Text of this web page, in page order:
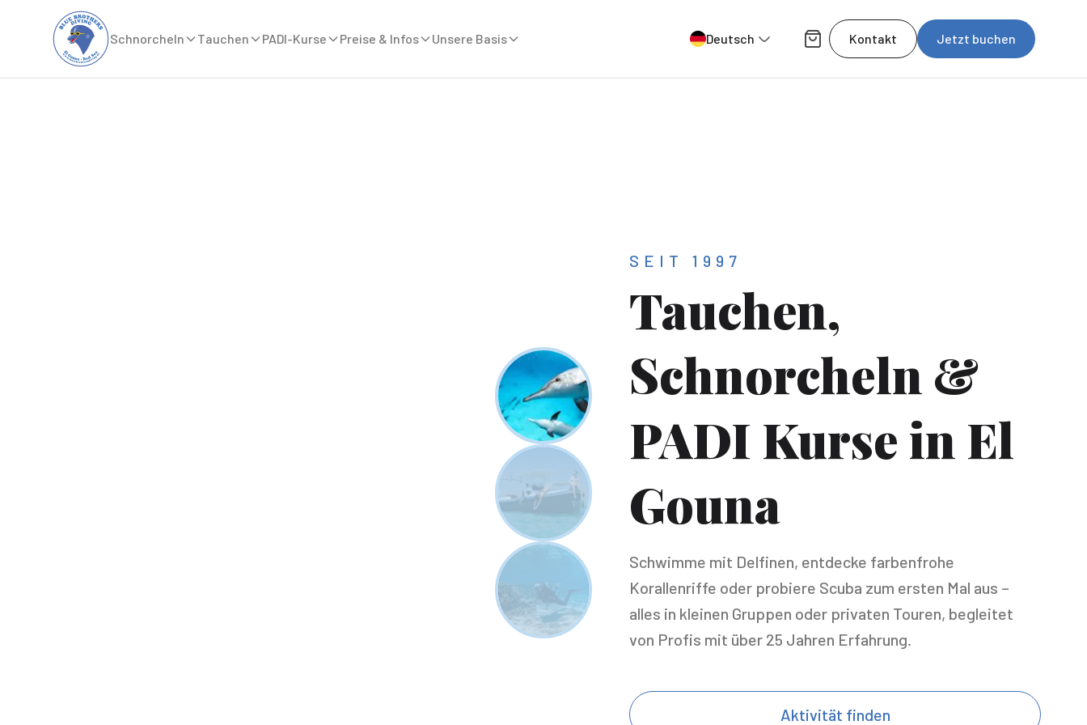
Schnorcheln Tauchen PADI-Kurse Preise & Infos Unsere Basis Deutsch Kontakt Jetzt buchen
SEIT 1997
Tauchen,
Schnorcheln &
PADI Kurse in El
Gouna
Schwimme mit Delfinen, entdecke farbenfrohe
Korallenriffe oder probiere Scuba zum ersten Mal aus –
alles in kleinen Gruppen oder privaten Touren, begleitet
von Profis mit über 25 Jahren Erfahrung.
Aktivität finden